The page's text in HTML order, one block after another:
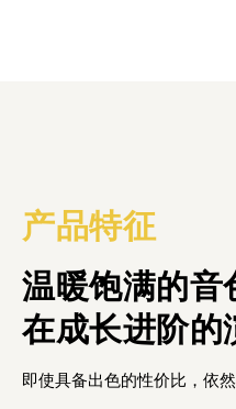
产品特征
温暖饱满的音
在成长进阶的
即使具备出色的性价比，依